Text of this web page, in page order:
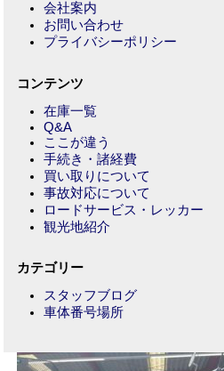
会社案内
お問い合わせ
プライバシーポリシー
コンテンツ
在庫一覧
Q&A
ここが違う
手続き・諸経費
買い取りについて
事故対応について
ロードサービス・レッカー
観光地紹介
カテゴリー
スタッフブログ
車体番号場所